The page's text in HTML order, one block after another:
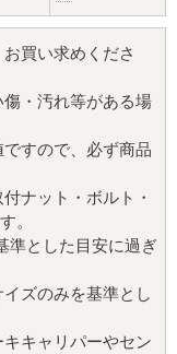
買い求めくださ
・汚れ等がある場
すので、必ず商品
ナット・ボルト・
。
準とした目安に過ぎ
ズのみを基準とし
キャリパーやセン